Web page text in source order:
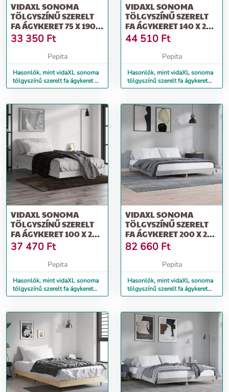
VIDAXL SONOMA
TÖLGYSZÍNŰ SZERELT
FA ÁGYKERET 75 X 190
CM
33 350 Ft
Pepita
Hasonlók, mint vidaXL sonoma
tölgyszínű szerelt fa ágykeret 75
x 190 cm
VIDAXL SONOMA
TÖLGYSZÍNŰ SZERELT
FA ÁGYKERET 140 X 200
CM
44 510 Ft
Pepita
Hasonlók, mint vidaXL sonoma
tölgyszínű szerelt fa ágykeret
140 x 200 cm
VIDAXL SONOMA
TÖLGYSZÍNŰ SZERELT
FA ÁGYKERET 100 X 200
CM
37 470 Ft
Pepita
Hasonlók, mint vidaXL sonoma
tölgyszínű szerelt fa ágykeret
100 x 200 cm
VIDAXL SONOMA
TÖLGYSZÍNŰ SZERELT
FA ÁGYKERET 200 X 200
CM
82 660 Ft
Pepita
Hasonlók, mint vidaXL sonoma
tölgyszínű szerelt fa ágykeret
200 x 200 cm